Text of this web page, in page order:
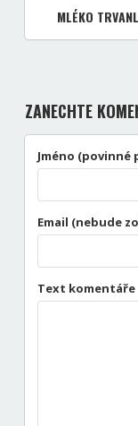
MLÉKO
ZANECHTE
Jméno (povinné
Email (nebude
Text komentáře